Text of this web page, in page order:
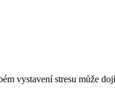
vystavení stresu může